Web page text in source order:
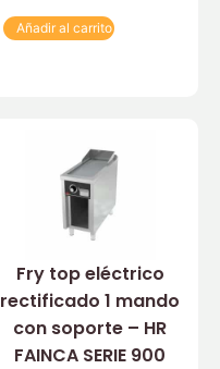
Añadir al carrito
Fry top eléctrico
rectificado 1 mando
con soporte – HR
FAINCA SERIE 900